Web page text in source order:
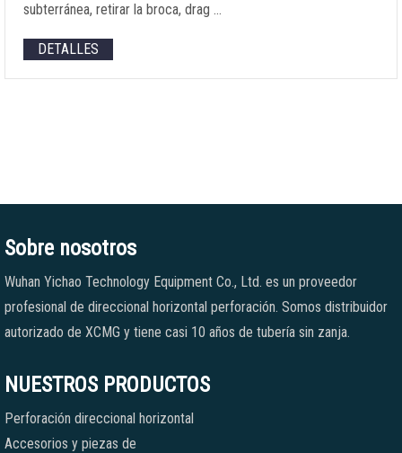
subterránea, retirar la broca, drag …
DETALLES
Sobre nosotros
Wuhan Yichao Technology Equipment Co., Ltd. es un proveedor
profesional de direccional horizontal perforación. Somos distribuidor
autorizado de XCMG y tiene casi 10 años de tubería sin zanja.
NUESTROS PRODUCTOS
Perforación direccional horizontal
Accesorios y piezas de